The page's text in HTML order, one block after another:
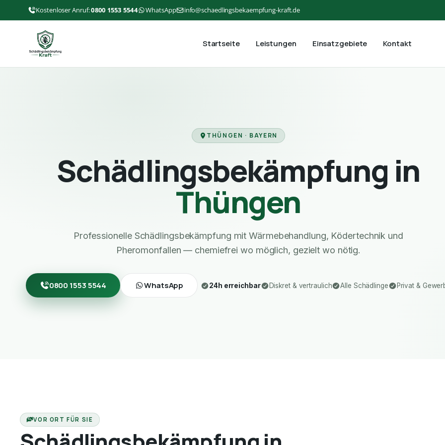
Kostenloser Anruf:0800 1553 5544 WhatsApp info@schaedlingsbekaempfung-kraft.de
Startseite Leistungen Einsatzgebiete Kontakt
THÜNGEN · BAYERN
Schädlingsbekämpfung in
Thüngen
Professionelle Schädlingsbekämpfung mit Wärmebehandlung, Ködertechnik und
Pheromonfallen — chemiefrei wo möglich, gezielt wo nötig.
0800 1553 5544 WhatsApp 24h erreichbar Diskret & vertraulich Alle Schädlinge Privat &
VOR ORT FÜR SIE